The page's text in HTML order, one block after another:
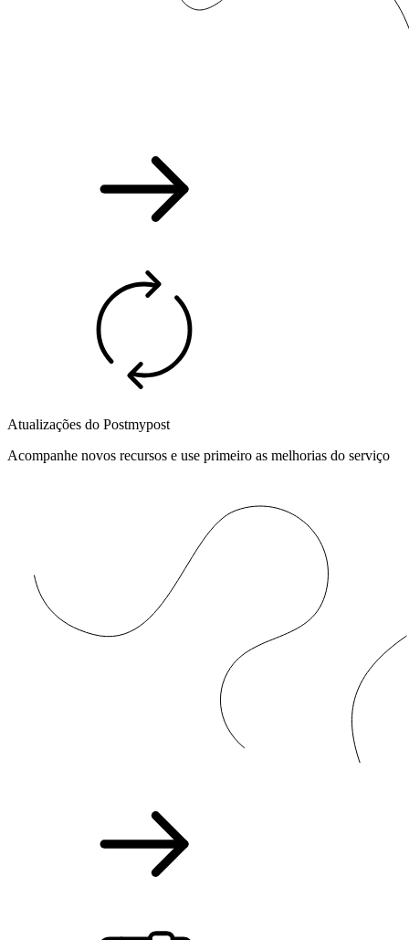
Atualizações do Postmypost
Acompanhe novos recursos e use primeiro as melhorias do serviço